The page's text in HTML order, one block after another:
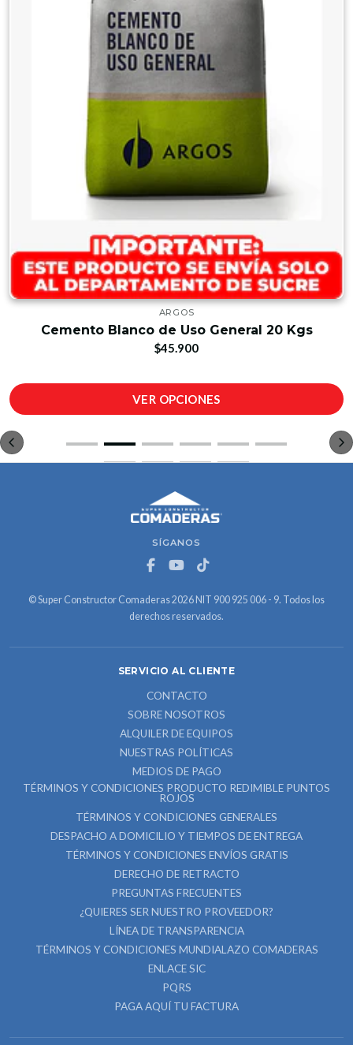
ARGOS
Cemento Blanco de Uso General 20 Kgs
$45.900
VER OPCIONES
SÍGANOS
© Super Constructor Comaderas 2026 NIT 900 925 006 - 9. Todos los
derechos reservados.
SERVICIO AL CLIENTE
CONTACTO
SOBRE NOSOTROS
ALQUILER DE EQUIPOS
NUESTRAS POLÍTICAS
MEDIOS DE PAGO
TÉRMINOS Y CONDICIONES PRODUCTO REDIMIBLE PUNTOS
ROJOS
TÉRMINOS Y CONDICIONES GENERALES
DESPACHO A DOMICILIO Y TIEMPOS DE ENTREGA
TÉRMINOS Y CONDICIONES ENVÍOS GRATIS
DERECHO DE RETRACTO
PREGUNTAS FRECUENTES
¿QUIERES SER NUESTRO PROVEEDOR?
LÍNEA DE TRANSPARENCIA
TÉRMINOS Y CONDICIONES MUNDIALAZO COMADERAS
ENLACE SIC
PQRS
PAGA AQUÍ TU FACTURA